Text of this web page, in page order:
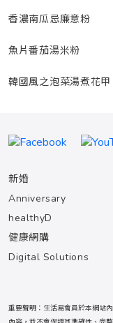
香濃南瓜忌廉意粉
魚片番茄湯米粉
韓國風之泡菜湯煮花甲
新婚
Anniversary
healthyD
健康網購
Digital Solutions
重要聲明：生活易會員於本網站